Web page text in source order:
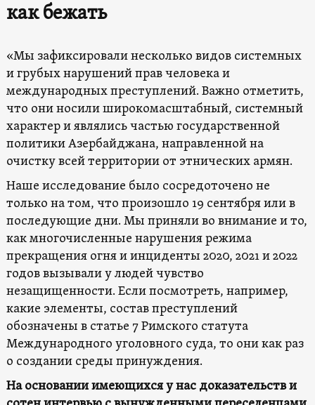
как бежать
«Мы зафиксировали несколько видов системных
и грубых нарушений прав человека и
международных преступлений. Важно отметить,
что они носили широкомасштабный, системный
характер и являлись частью государственной
политики Азербайджана, направленной на
очистку всей территории от этнических армян.
Наше исследование было сосредоточено не
только на том, что произошло 19 сентября или в
последующие дни. Мы приняли во внимание и то,
как многочисленные нарушения режима
прекращения огня и инциденты 2020, 2021 и 2022
годов вызывали у людей чувство
незащищенности.​ Если посмотреть, например,
какие элементы, состав преступлений
обозначены в статье 7 Римского статута
Международного уголовного суда, то они как раз
о создании среды принуждения.
На основании имеющихся у нас доказательств и